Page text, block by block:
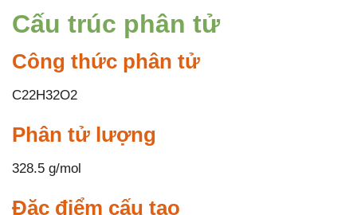
Cấu trúc phân tử
Công thức phân tử
C22H32O2
Phân tử lượng
328.5 g/mol
Đặc điểm cấu tạo